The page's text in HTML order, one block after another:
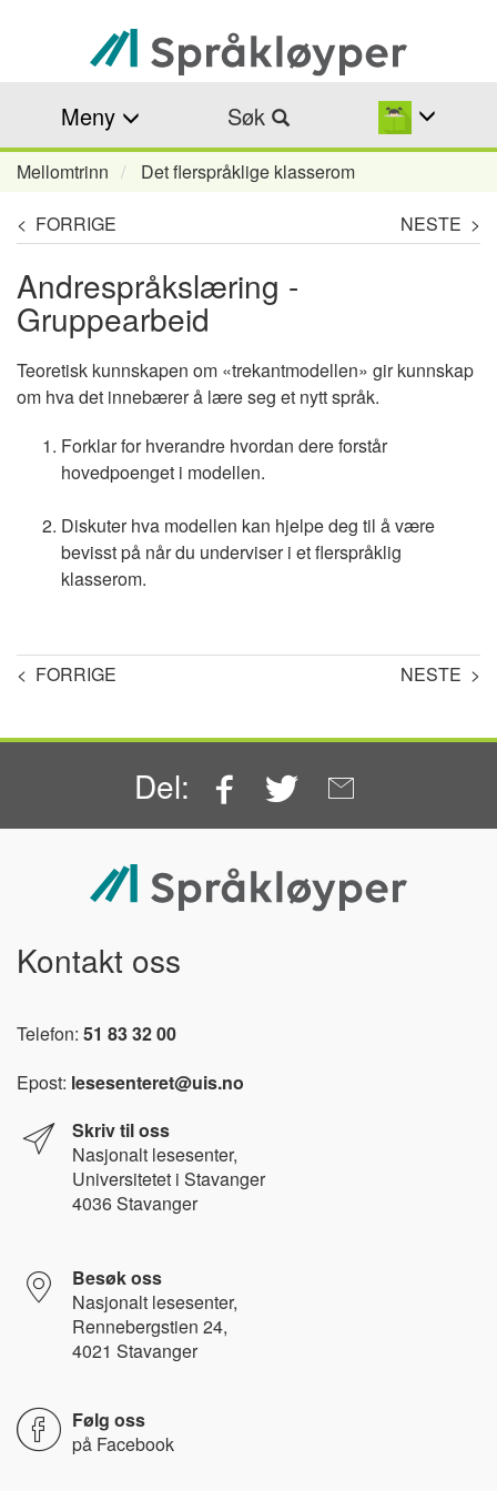
hovedinnhold
Meny Søk
Navigasjonssti
Mellomtrinn Det flerspråklige klasserom
< FORRIGE NESTE >
Andrespråkslæring -
Gruppearbeid
Teoretisk kunnskapen om «trekantmodellen» gir kunnskap
om hva det innebærer å lære seg et nytt språk.
Forklar for hverandre hvordan dere forstår
hovedpoenget i modellen.
Diskuter hva modellen kan hjelpe deg til å være
bevisst på når du underviser i et flerspråklig
klasserom.
< FORRIGE NESTE >
Del: Facebook
Twitter
Kontakt oss
Telefon: 51 83 32 00
Epost: lesesenteret@uis.no
Skriv til oss
Nasjonalt lesesenter,
Universitetet i Stavanger
4036 Stavanger
Besøk oss
Nasjonalt lesesenter,
Rennebergstien 24,
4021 Stavanger
Følg oss
på Facebook